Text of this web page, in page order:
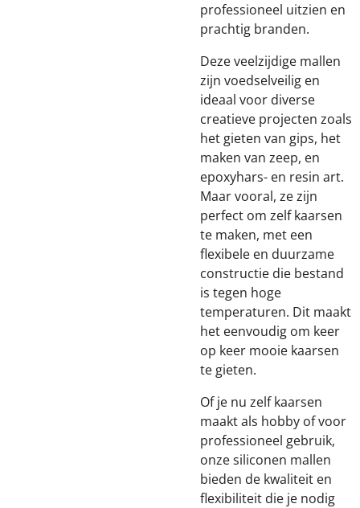
professioneel uitzien en
prachtig branden.
Deze veelzijdige mallen
zijn voedselveilig en
ideaal voor diverse
creatieve projecten zoals
het gieten van gips, het
maken van zeep, en
epoxyhars- en resin art.
Maar vooral, ze zijn
perfect om zelf kaarsen
te maken, met een
flexibele en duurzame
constructie die bestand
is tegen hoge
temperaturen. Dit maakt
het eenvoudig om keer
op keer mooie kaarsen
te gieten.
Of je nu zelf kaarsen
maakt als hobby of voor
professioneel gebruik,
onze siliconen mallen
bieden de kwaliteit en
flexibiliteit die je nodig